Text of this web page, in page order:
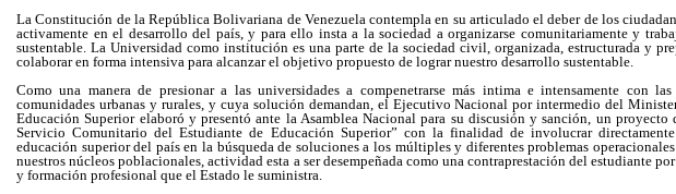
La Constitución de la República Bolivariana de Venezuela contempla en su articulado el deber de los
activamente en el desarrollo del país, y para ello insta a la sociedad a organizarse comunitariamente y
sustentable. La Universidad como institución es una parte de la sociedad civil, organizada, estructurada y
colaborar en forma intensiva para alcanzar el objetivo propuesto de lograr nuestro desarrollo sustentable.
Como una manera de presionar a las universidades a compenetrarse más intima e intensamente con
comunidades urbanas y rurales, y cuya solución demandan, el Ejecutivo Nacional por intermedio del
Educación Superior elaboró y presentó ante la Asamblea Nacional para su discusión y sanción, un
Servicio Comunitario del Estudiante de Educación Superior” con la finalidad de involucrar
educación superior del país en la búsqueda de soluciones a los múltiples y diferentes problemas
nuestros núcleos poblacionales, actividad esta a ser desempeñada como una contraprestación del estudiante
y formación profesional que el Estado le suministra.